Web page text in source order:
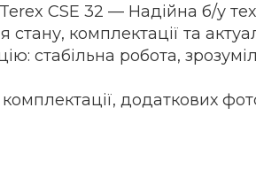
CSE 32 — Надійна б/у
комплектації та
стабільна робота,
додаткових